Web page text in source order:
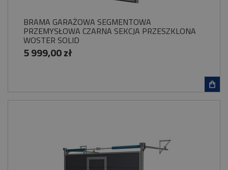
BRAMA GARAŻOWA SEGMENTOWA
PRZEMYSŁOWA CZARNA SEKCJA PRZESZKLONA
WOSTER SOLID
5 999,00 zł